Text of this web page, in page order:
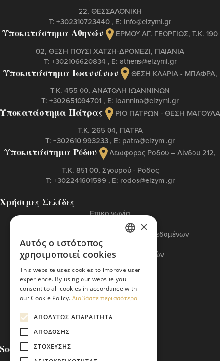
22, ΘΕΣΣΑΛΟΝΙΚΗ
Τ: +302310723440 , Ε: info@elzymi.gr
Υποκατάστημα Αθηνών
ΕΡΜΟΥ ΑΓ. ΓΕΩΡΓΙΟΣ, T.K. 190
02, ΘΕΣΗ ΠΟΥΣΙ ΧΑΤΖΗ-ΔΡΟΜΕΖΙ, ΠΑΙΑΝΙΑ
Τ: +302106620834 , Ε: athens@elzymi.gr
Υποκατάστημα Ιωαννίνων
ΘΕΣΗ ΚΛΑΡΙΑ - ΜΠΑΦΡΑ,
Τ.Κ. 455 00, ΑΝΑΤΟΛΗ ΙΩΑΝΝΙΝΩΝ
Τ: +302651094701 , Ε: ioannina@elzymi.gr
Υποκατάστημα Πάτρας
ΡΙΟ ΠΑΤΡΩΝ - ΘΕΣΗ ΜΑΓΟΥΛΑ
Τ.Κ. 265 04, ΠΑΤΡΑ
Τ: +302610 993233 , Ε: patra@elzymi.gr
Υποκατάστημα Ρόδου
Λεωφόρος Ρόδου – Λίνδου 212,
T.K. 851 00, Σγουρού - Ρόδος
Τ: +302241601599 , Ε: rodos@elzymi.gr
Χρήσιμες Σελίδες
Επικοινωνία
Πολιτική Cookies
Πολιτική Προστασίας Προσωπικών Δεδομένων
Όροι Χρήσης
Πολιτική Διαχείρισης Αναφορών
Βασικός Κώδικας ETI
Social Media
×
Αυτός ο ιστότοπος
χρησιμοποιεί cookies
This website uses cookies to improve user
experience. By using our website you
consent to all cookies in accordance with
our Cookie Policy. Διαβάστε περισσότερα
ΑΠΟΛΎΤΩΣ ΑΠΑΡΑΊΤΗΤΑ
ΑΠΌΔΟΣΗΣ
ΣΤΌΧΕΥΣΗΣ